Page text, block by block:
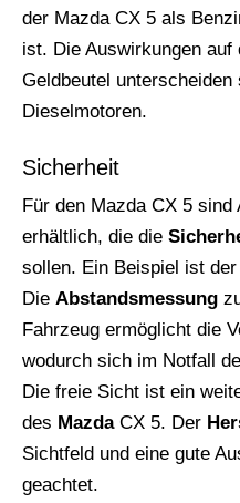
der Mazda CX 5 als
ist. Die Auswirkungen auf
Geldbeutel
Dieselmotoren.
Sicherheit
Für den Mazda CX 5
erhältlich, die die
sollen. Ein Beispiel ist
Die Abstandsmessung
Fahrzeug ermöglicht die
wodurch sich im Notfall
Die freie Sicht ist ein
des MazdaCX 5. Der
Sichtfeld und eine gute
geachtet.